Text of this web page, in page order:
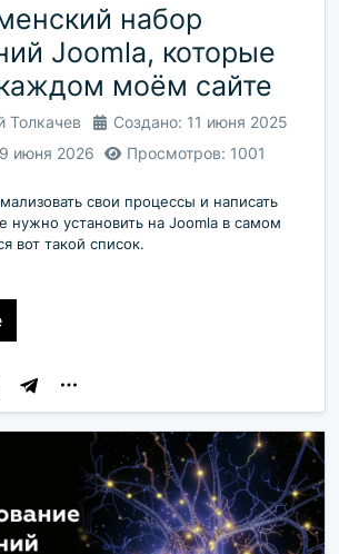
набор
Joomla, которые
моём сайте
Толкачев
Создано: 11 июня 2025
июня 2026
Просмотров: 1001
свои процессы и написать
нужно установить на Joomla в самом
вот такой список.